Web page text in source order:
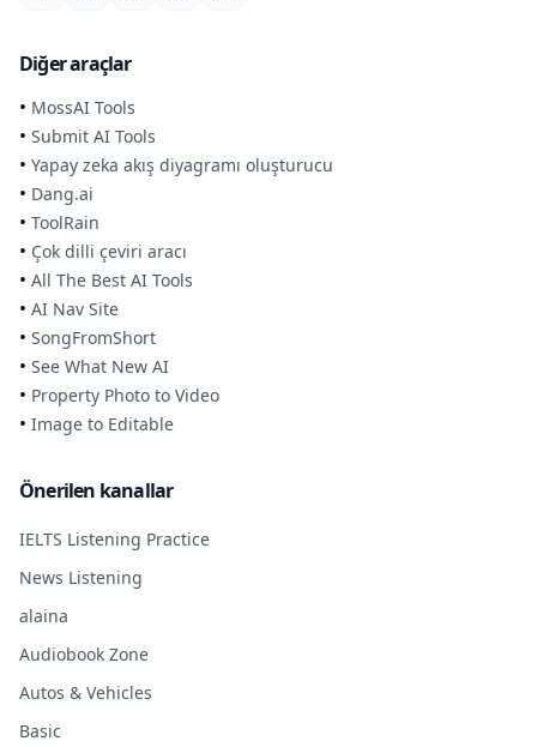
Diğer araçlar
• MossAI Tools
• Submit AI Tools
• Yapay zeka akış diyagramı oluşturucu
• Dang.ai
• ToolRain
• Çok dilli çeviri aracı
• All The Best AI Tools
• AI Nav Site
• SongFromShort
• See What New AI
• Property Photo to Video
• Image to Editable
Önerilen kanallar
IELTS Listening Practice
News Listening
alaina
Audiobook Zone
Autos & Vehicles
Basic